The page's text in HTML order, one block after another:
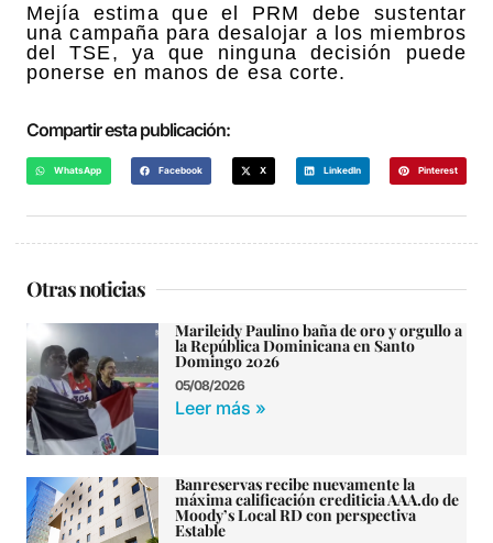
Mejía estima que el PRM debe sustentar
una campaña para desalojar a los miembros
del TSE, ya que ninguna decisión puede
ponerse en manos de esa corte.
Compartir esta publicación:
WhatsApp Facebook X LinkedIn Pinterest
Otras noticias
Marileidy Paulino baña de oro y orgullo a
la República Dominicana en Santo
Domingo 2026
05/08/2026
Leer más »
Banreservas recibe nuevamente la
máxima calificación crediticia AAA.do de
Moody’s Local RD con perspectiva
Estable